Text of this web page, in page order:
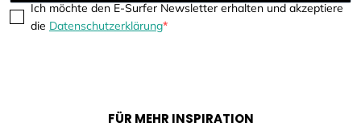
Ich möchte den E-Surfer Newsletter erhalten und akzeptiere
die Datenschutzerklärung
FÜR MEHR INSPIRATION